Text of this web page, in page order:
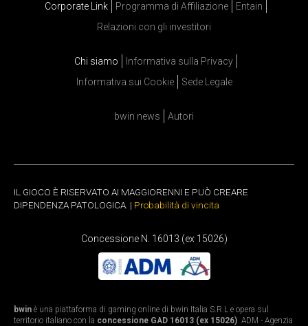
Corporate Link Programma di Affiliazione
Entain
Relazioni con gli investitori
Chi siamo
Informativa sulla Privacy
Informativa sui Cookie
Sede Legale
bwin news Autori
IL GIOCO È RISERVATO AI MAGGIORENNI E PUÒ CREARE
DIPENDENZA PATOLOGICA. | Probabilità di vincita
Concessione N. 16013 (ex 15026)
bwin è una piattaforma di gaming online di bwin Italia S.R.L e opera sul
territorio italiano con la concessione GAD 16013 (ex 15026). ADM - Agenzia